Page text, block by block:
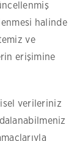
halinde
ve
erişimine
verileriniz